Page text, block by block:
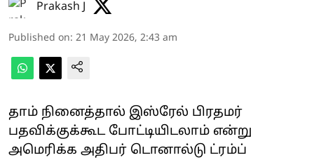
Prakash J
Published on: 21 May 2026, 2:43 am
தாம் நினைத்தால் இஸ்ரேல் பிரதமர்
பதவிக்குக்கூட போட்டியிடலாம் என்று
அமெரிக்க அதிபர் டொனால்டு ட்ரம்ப்